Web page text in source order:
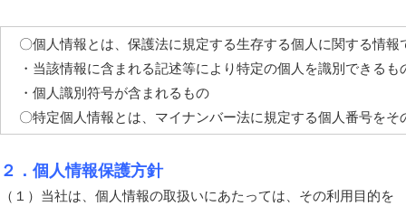
〇個人情報とは、保護法に規定する生存する個人に関する情報
・当該情報に含まれる記述等により特定の個人を識別できるも
・個人識別符号が含まれるもの
〇特定個人情報とは、マイナンバー法に規定する個人番号をそ
２．個人情報保護方針
（１）当社は、個人情報の取扱いにあたっては、その利用目的を